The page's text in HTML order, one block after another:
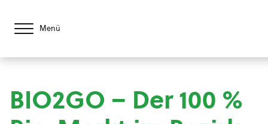
Menü
BIO2GO – Der 100 %